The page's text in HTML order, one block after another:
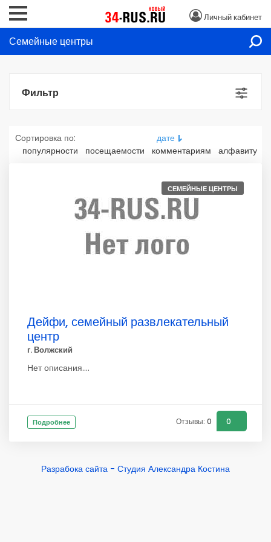
Личный кабинет
Семейные центры
Фильтр
Сортировка по:
дате
популярности
посещаемости комментариям алфавиту
СЕМЕЙНЫЕ ЦЕНТРЫ
Дейфи, семейный развлекательный
центр
г. Волжский
Нет описания....
Подробнее Отзывы: 0 0
Разрабока сайта - Студия Александра Костина